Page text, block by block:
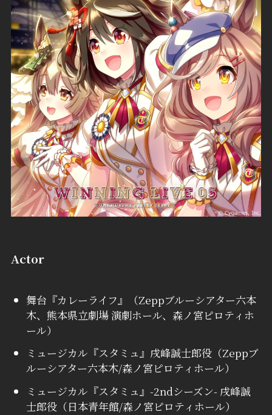
Actor
舞台『カレーライフ』（Zeppブルーシアター六本
木、熊本県立劇場 演劇ホール、森ノ宮ピロティホ
ール）
ミュージカル『スタミュ』戌峰誠士郎役（Zeppブ
ルーシアター六本木/森ノ宮ピロティホール）
ミュージカル『スタミュ』-2ndシーズン- 戌峰誠
士郎役（日本青年館/森ノ宮ピロティホール）